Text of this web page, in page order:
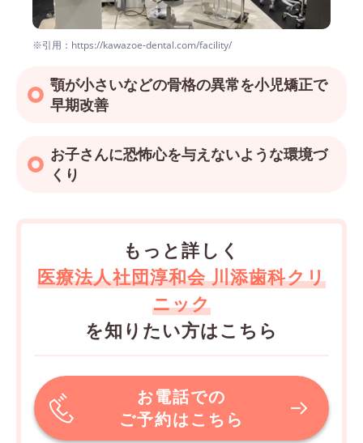
※引用：https://kawazoe-dental.com/facility/
顎が小さいなどの骨格の異常を小児矯正で
早期改善
お子さんに恐怖心を与えないような環境づ
くり
もっと詳しく
医療法人社団淳和会 川添歯科クリ
ニック
を知りたい方はこちら
お電話での
ご予約はこちら